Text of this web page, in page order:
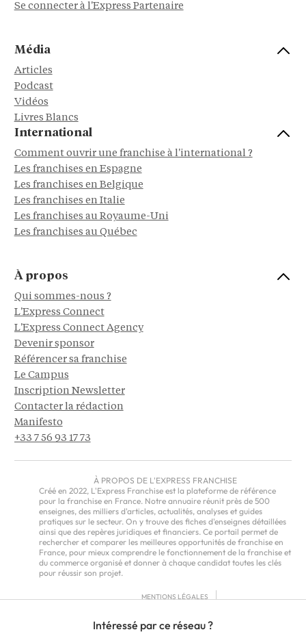
Intéressé par ce réseau ?
Se connecter à l'Express Partenaire
Média
Articles
Podcast
Vidéos
Livres Blancs
International
Comment ouvrir une franchise à l'international ?
Les franchises en Espagne
Les franchises en Belgique
Les franchises en Italie
Les franchises au Royaume-Uni
Les franchises au Québec
À propos
Qui sommes-nous ?
L'Express Connect
L'Express Connect Agency
Devenir sponsor
Référencer sa franchise
Le Campus
Inscription Newsletter
Contacter la rédaction
Manifesto
+33 7 56 93 17 73
À PROPOS DE L'EXPRESS FRANCHISE
Créé en 2022, L'Express Franchise est la plateforme de référence
pour la franchise en France. Notre annuaire réunit près de 500
enseignes, des milliers d'articles, actualités, analyses et guides
pratiques sur le secteur. On y trouve des fiches d'enseignes détaillées
ainsi que des repères juridiques et financiers. Ce portail permet de
rechercher et comparer les meilleures opportunités de franchise en
France, pour mieux comprendre le fonctionnement de la franchise et
du commerce organisé et donner à chaque candidat toutes les clés
pour réussir son projet.
MENTIONS LÉGALES
CGU